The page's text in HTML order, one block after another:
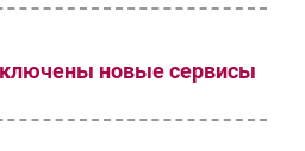
новые сервисы